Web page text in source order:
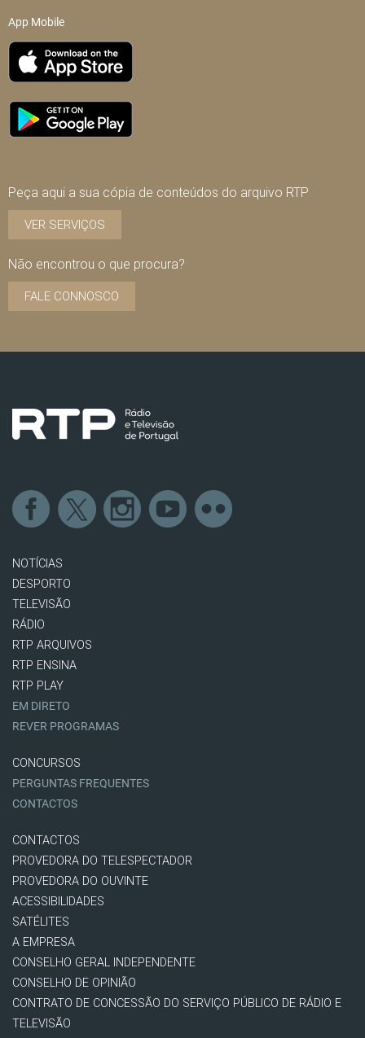
App Mobile
Peça aqui a sua cópia de conteúdos do arquivo RTP
VER SERVIÇOS
Não encontrou o que procura?
FALE CONNOSCO
NOTÍCIAS
DESPORTO
TELEVISÃO
RÁDIO
RTP ARQUIVOS
RTP ENSINA
RTP PLAY
EM DIRETO
REVER PROGRAMAS
CONCURSOS
PERGUNTAS FREQUENTES
CONTACTOS
CONTACTOS
PROVEDORA DO TELESPECTADOR
PROVEDORA DO OUVINTE
ACESSIBILIDADES
SATÉLITES
A EMPRESA
CONSELHO GERAL INDEPENDENTE
CONSELHO DE OPINIÃO
CONTRATO DE CONCESSÃO DO SERVIÇO PÚBLICO DE RÁDIO E
TELEVISÃO